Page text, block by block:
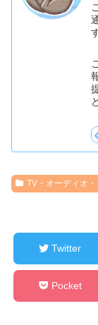
TV・オーディオ・
Twitter
Pocket